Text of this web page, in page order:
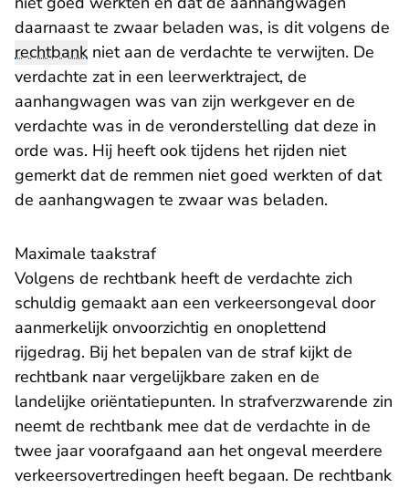
daarnaast te zwaar beladen was, is dit volgens de
rechtbank niet aan de verdachte te verwijten. De
verdachte zat in een leerwerktraject, de
aanhangwagen was van zijn werkgever en de
verdachte was in de veronderstelling dat deze in
orde was. Hij heeft ook tijdens het rijden niet
gemerkt dat de remmen niet goed werkten of dat
de aanhangwagen te zwaar was beladen.
Maximale taakstraf
Volgens de rechtbank heeft de verdachte zich
schuldig gemaakt aan een verkeersongeval door
aanmerkelijk onvoorzichtig en onoplettend
rijgedrag. Bij het bepalen van de straf kijkt de
rechtbank naar vergelijkbare zaken en de
landelijke oriëntatiepunten. In strafverzwarende zin
neemt de rechtbank mee dat de verdachte in de
twee jaar voorafgaand aan het ongeval meerdere
verkeersovertredingen heeft begaan. De rechtbank